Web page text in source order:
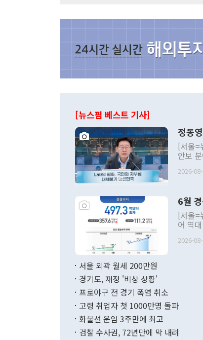
[뉴스핌 베스트 기사]
정동
[서울=
안보
발언
주의적
관의
관 부
관의
다. [정동영 통일부 장관이 지난달 23일 오후 서울 종로구 정부서울청사에
무너졌
함께 4
2026-
6월
[서울=
어 역
료=한국은행] 한국은행이 6일 발표
며 월
수출
2026-
서울 외곽 월세 200만원
경기도, 재정 '비상 상황'
프로야구 전 경기 폭염 취소
고령 취업자 첫 1000만명 돌파
화물선 운임 3주만에 최고
검찰 수사권, 72년만에 막 내려